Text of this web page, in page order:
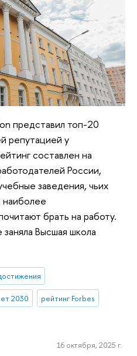
представил топ-20
репутацией у
составлен на
России,
заведения, чьих
наиболее
брать на работу.
Высшая школа
2030 рейтинг Forbes
16 октября, 2025 г.